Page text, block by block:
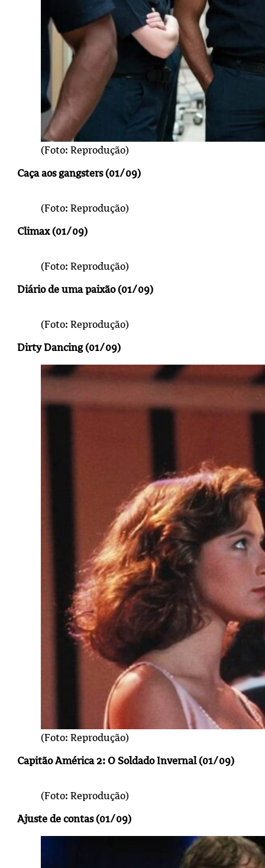
(Foto: Reprodução)
Caça aos gangsters (01/09)
(Foto: Reprodução)
Climax (01/09)
(Foto: Reprodução)
Diário de uma paixão (01/09)
(Foto: Reprodução)
Dirty Dancing (01/09)
(Foto: Reprodução)
Capitão América 2: O Soldado Invernal (01/09)
(Foto: Reprodução)
Ajuste de contas (01/09)